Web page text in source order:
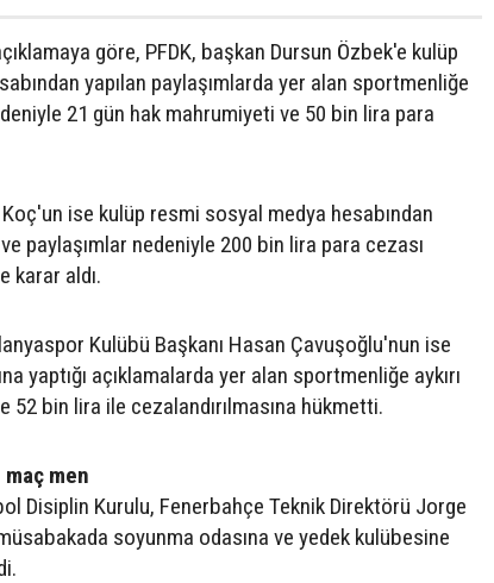
göre, PFDK, başkan Dursun Özbek'e kulüp
yapılan paylaşımlarda yer alan sportmenliğe
21 gün hak mahrumiyeti ve 50 bin lira para
ise kulüp resmi sosyal medya hesabından
paylaşımlar nedeniyle 200 bin lira para cezası
karar aldı.
Kulübü Başkanı Hasan Çavuşoğlu'nun ise
yaptığı açıklamalarda yer alan sportmenliğe aykırı
52 bin lira ile cezalandırılmasına hükmetti.
men
Disiplin Kurulu, Fenerbahçe Teknik Direktörü Jorge
soyunma odasına ve yedek kulübesine